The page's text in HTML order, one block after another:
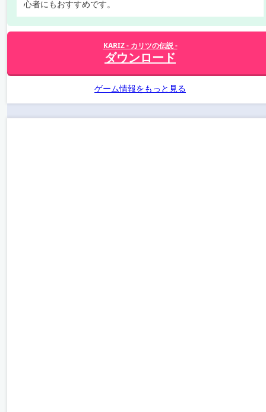
心者にもおすすめです。
KARIZ - カリツの伝説 -
ダウンロード
ゲーム情報をもっと見る